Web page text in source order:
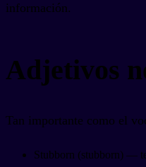
información.
Adjetivos
Tan importante como el
Stubborn (stubborn) —